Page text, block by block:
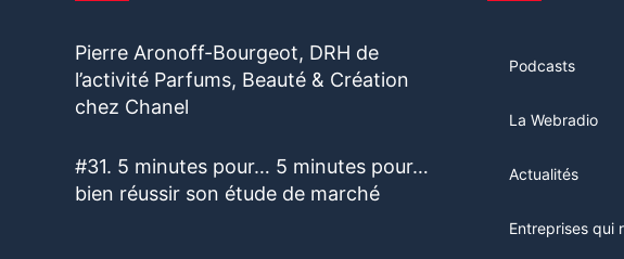
Pierre Aronoff-Bourgeot, DRH de
l’activité Parfums, Beauté & Création
chez Chanel
#31. 5 minutes pour… 5 minutes pour…
bien réussir son étude de marché
Podcasts
La Webradio
Actualités
Entreprises qui